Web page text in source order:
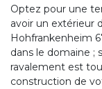
Optez pour une
avoir un extérieur
Hohfrankenheim
dans le domaine ;
ravalement est
construction de